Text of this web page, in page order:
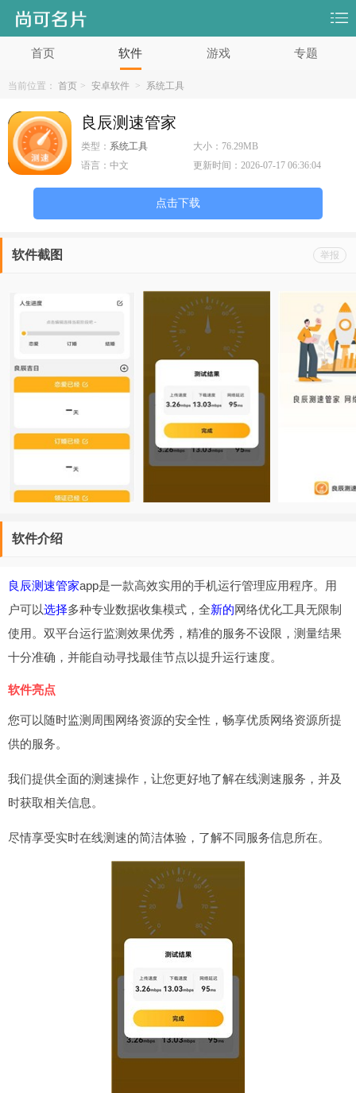
首页 软件 游戏 专题
当前位置： 首页 > 安卓软件 > 系统工具
良辰测速管家
类型： 系统工具 大小： 76.29MB
语言： 中文 更新时间：2026-07-17 06:36:04
点击下载
举报
软件截图
软件介绍
良辰测速管家app是一款高效实用的手机运行管理应用程序。用
户可以选择多种专业数据收集模式，全新的网络优化工具无限制
使用。双平台运行监测效果优秀，精准的服务不设限，测量结果
十分准确，并能自动寻找最佳节点以提升运行速度。
软件亮点
您可以随时监测周围网络资源的安全性，畅享优质网络资源所提
供的服务。
我们提供全面的测速操作，让您更好地了解在线测速服务，并及
时获取相关信息。
尽情享受实时在线测速的简洁体验，了解不同服务信息所在。